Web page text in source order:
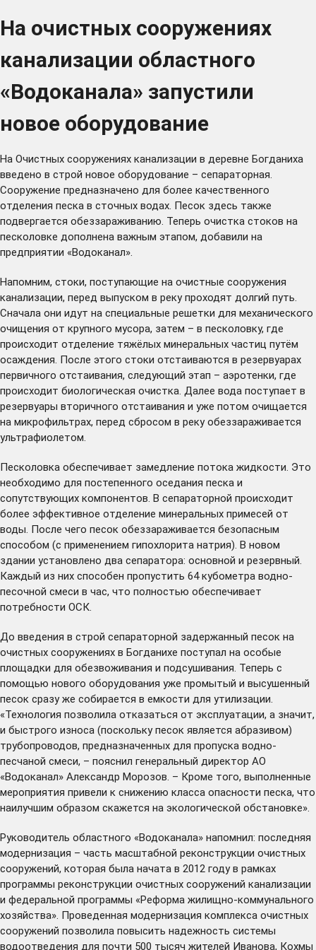
На очистных сооружениях
канализации областного
«Водоканала» запустили
новое оборудование
На Очистных сооружениях канализации в деревне Богданиха
введено в строй новое оборудование – сепараторная.
Сооружение предназначено для более качественного
отделения песка в сточных водах. Песок здесь также
подвергается обеззараживанию. Теперь очистка стоков на
песколовке дополнена важным этапом, добавили на
предприятии «Водоканал».
Напомним, стоки, поступающие на очистные сооружения
канализации, перед выпуском в реку проходят долгий путь.
Сначала они идут на специальные решетки для механического
очищения от крупного мусора, затем – в песколовку, где
происходит отделение тяжёлых минеральных частиц путём
осаждения. После этого стоки отстаиваются в резервуарах
первичного отстаивания, следующий этап – аэротенки, где
происходит биологическая очистка. Далее вода поступает в
резервуары вторичного отстаивания и уже потом очищается
на микрофильтрах, перед сбросом в реку обеззараживается
ультрафиолетом.
Песколовка обеспечивает замедление потока жидкости. Это
необходимо для постепенного оседания песка и
сопутствующих компонентов. В сепараторной происходит
более эффективное отделение минеральных примесей от
воды. После чего песок обеззараживается безопасным
способом (с применением гипохлорита натрия). В новом
здании установлено два сепаратора: основной и резервный.
Каждый из них способен пропустить 64 кубометра водно-
песочной смеси в час, что полностью обеспечивает
потребности ОСК.
До введения в строй сепараторной задержанный песок на
очистных сооружениях в Богданихе поступал на особые
площадки для обезвоживания и подсушивания. Теперь с
помощью нового оборудования уже промытый и высушенный
песок сразу же собирается в емкости для утилизации.
«Технология позволила отказаться от эксплуатации, а значит,
и быстрого износа (поскольку песок является абразивом)
трубопроводов, предназначенных для пропуска водно-
песчаной смеси, – пояснил генеральный директор АО
«Водоканал» Александр Морозов. – Кроме того, выполненные
мероприятия привели к снижению класса опасности песка, что
наилучшим образом скажется на экологической обстановке».
Руководитель областного «Водоканала» напомнил: последняя
модернизация – часть масштабной реконструкции очистных
сооружений, которая была начата в 2012 году в рамках
программы реконструкции очистных сооружений канализации
и федеральной программы «Реформа жилищно-коммунального
хозяйства». Проведенная модернизация комплекса очистных
сооружений позволила повысить надежность системы
водоотведения для почти 500 тысяч жителей Иванова, Кохмы